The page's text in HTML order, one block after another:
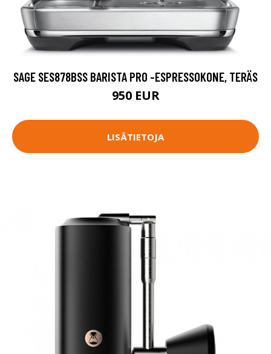
SAGE SES878BSS BARISTA PRO -ESPRESSOKONE, TERÄS
950 EUR
LISÄTIETOJA